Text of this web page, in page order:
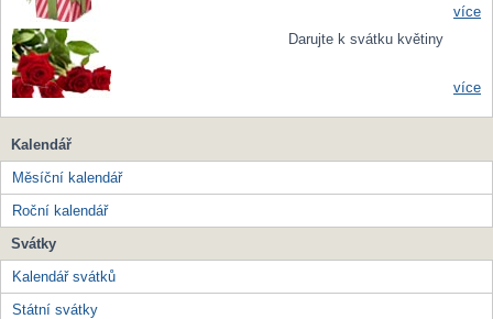
více
Darujte k svátku květiny
více
Kalendář
Měsíční kalendář
Roční kalendář
Svátky
Kalendář svátků
Státní svátky